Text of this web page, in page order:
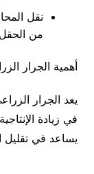
نقل
من
أهمية الجرار
يعد الجرار
في زيادة
يساعد في تقليل